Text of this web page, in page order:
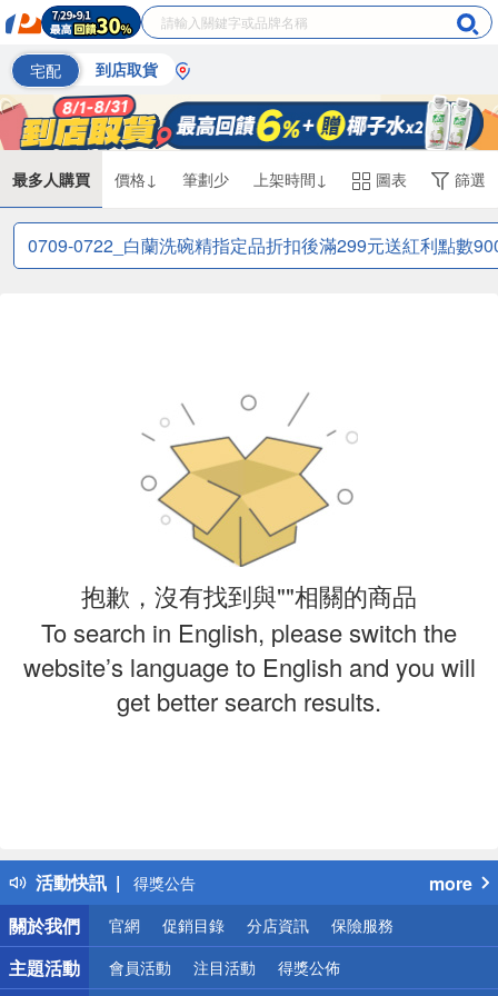
宅配 到店取貨
最多人購買 價格↓ 筆劃少 上架時間↓ 圖表 篩選
0709-0722_白蘭洗碗精指定品折扣後滿299元送紅利點數
抱歉，沒有找到與""相關的商品
To search in English, please switch the
website’s language to English and you will
get better search results.
活動快訊
得獎公告
熱門話題
銀行優惠
偏遠地區配送
詐騙網頁！請小心！
more
關於我們
官網 促銷目錄 分店資訊 保險服務
主題活動 會員活動 注目活動 得獎公佈